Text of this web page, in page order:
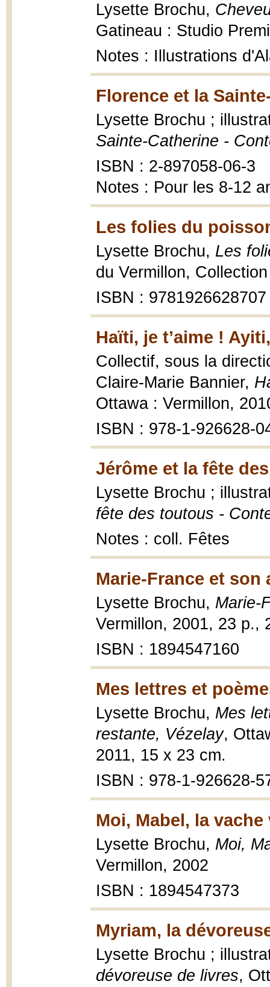
Lysette Brochu,
Gatineau : Studio
Notes : Illustrations
Florence et la
Lysette Brochu ;
Sainte-Catherine -
ISBN : 2-897058-06-3
Notes : Pour les 8-12
Les folies du
Lysette Brochu, Les
du Vermillon,
ISBN : 9781926628707
Haïti, je t’aime !
Collectif, sous la
Claire-Marie Bannier,
Ottawa : Vermillon,
ISBN : 978-1-926628-
Jérôme et la fête
Lysette Brochu ;
fête des toutous -
Notes : coll. Fêtes
Marie-France et son
Lysette Brochu, Marie-
Vermillon, 2001, 23 p.,
ISBN : 1894547160
Mes lettres et
Lysette Brochu, Mes
restante, Vézelay,
2011, 15 x 23 cm.
ISBN : 978-1-926628-
Moi, Mabel, la
Lysette Brochu, Moi,
Vermillon, 2002
ISBN : 1894547373
Myriam, la
Lysette Brochu ;
dévoreuse de livres,